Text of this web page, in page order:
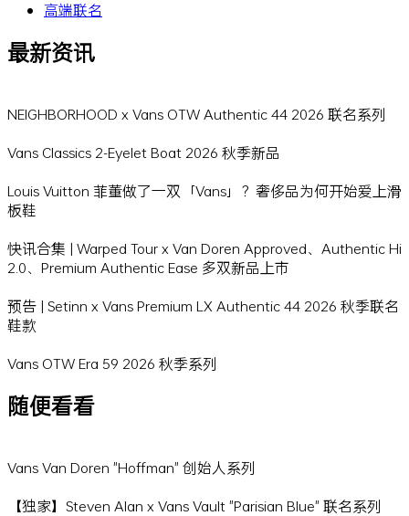
高端联名
最新资讯
NEIGHBORHOOD x Vans OTW Authentic 44 2026 联名系列
Vans Classics 2-Eyelet Boat 2026 秋季新品
Louis Vuitton 菲董做了一双「Vans」？奢侈品为何开始爱上滑
板鞋
快讯合集 | Warped Tour x Van Doren Approved、Authentic Hi
2.0、Premium Authentic Ease 多双新品上市
预告 | Setinn x Vans Premium LX Authentic 44 2026 秋季联名
鞋款
Vans OTW Era 59 2026 秋季系列
随便看看
Vans Van Doren "Hoffman" 创始人系列
【独家】Steven Alan x Vans Vault "Parisian Blue" 联名系列